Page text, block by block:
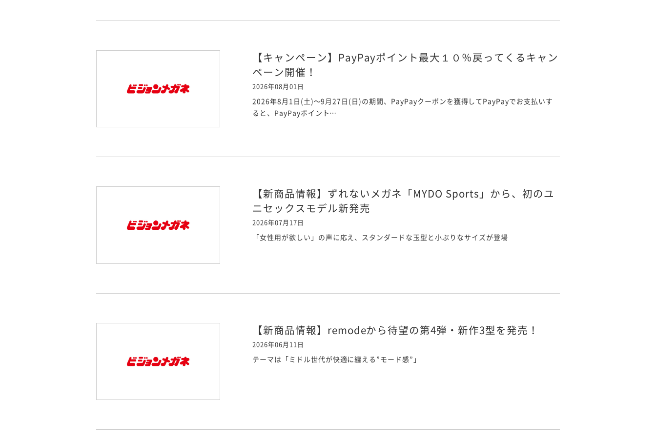
2026年08月01日
【キャンペーン】PayPayポイント最大１０％戻ってくるキャン
ペーン開催！
2026年8月1日(土)〜9月27日(日)の期間、PayPayクーポンを獲得してPayPayでお支払いす
ると、PayPayポイント…
2026年07月17日
【新商品情報】ずれないメガネ「MYDO Sports」から、初のユ
ニセックスモデル新発売
「女性用が欲しい」の声に応え、スタンダードな玉型と小ぶりなサイズが登場
2026年06月11日
【新商品情報】remodeから待望の第4弾・新作3型を発売！
テーマは「ミドル世代が快適に纏える”モード感”」